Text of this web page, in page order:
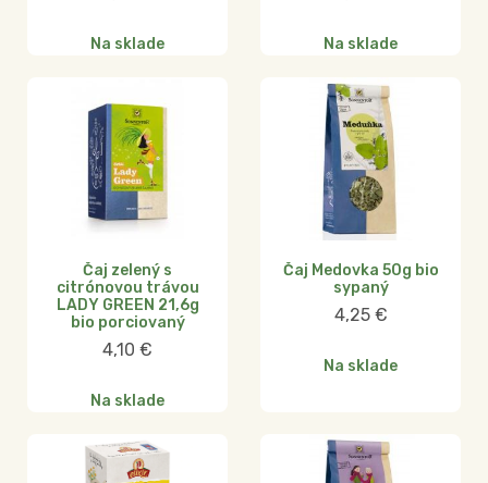
Na sklade Na sklade
Čaj zelený s
citrónovou trávou
LADY GREEN 21,6g
bio porciovaný
4,10 €
Na sklade
Čaj Medovka 50g bio
sypaný
4,25 €
Na sklade